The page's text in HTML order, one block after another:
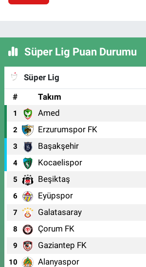
Süper Lig Puan Durumu
Süper Lig
#
Takım
1 Amed
2 Erzurumspor FK
3 Başakşehir
4 Kocaelispor
5 Beşiktaş
6 Eyüpspor
7 Galatasaray
8 Çorum FK
9 Gaziantep FK
10 Alanyaspor